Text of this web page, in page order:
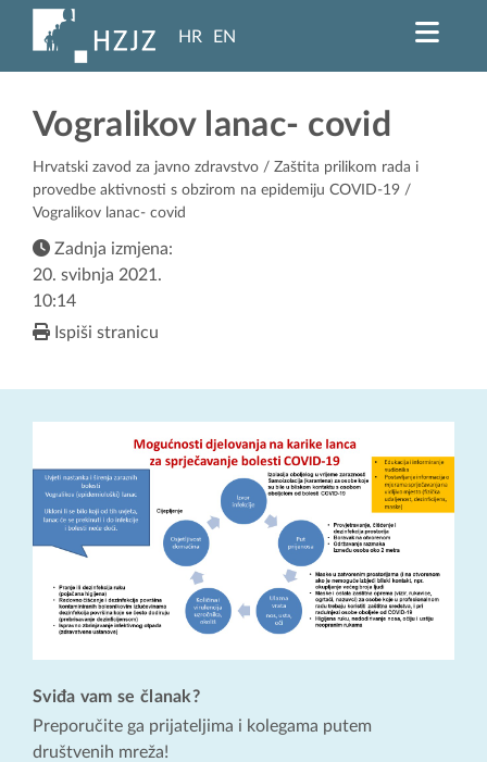
HR EN
Vogralikov lanac- covid
Hrvatski zavod za javno zdravstvo / Zaštita prilikom rada i
provedbe aktivnosti s obzirom na epidemiju COVID-19 /
Vogralikov lanac- covid
Zadnja izmjena:
20. svibnja 2021.
10:14
Ispiši stranicu
Sviđa vam se članak?
Preporučite ga prijateljima i kolegama putem
društvenih mreža!